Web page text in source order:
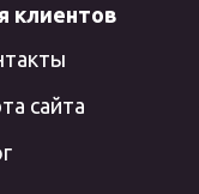
клиентов
сайта